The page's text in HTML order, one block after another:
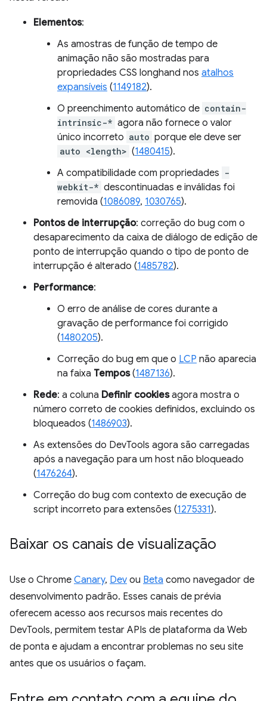
Elementos:
As amostras de função de tempo de
animação não são mostradas para
propriedades CSS longhand nos atalhos
expansíveis (1149182).
O preenchimento automático de contain-
intrinsic-* agora não fornece o valor
único incorreto auto porque ele deve ser
auto <length> (1480415).
A compatibilidade com propriedades -
webkit-* descontinuadas e inválidas foi
removida (1086089, 1030765).
Pontos de interrupção: correção do bug com o
desaparecimento da caixa de diálogo de edição de
ponto de interrupção quando o tipo de ponto de
interrupção é alterado (1485782).
Performance:
O erro de análise de cores durante a
gravação de performance foi corrigido
(1480205).
Correção do bug em que o LCP não aparecia
na faixa Tempos(1487136).
Rede: a coluna Definir cookiesagora mostra o
número correto de cookies definidos, excluindo os
bloqueados (1486903).
As extensões do DevTools agora são carregadas
após a navegação para um host não bloqueado
(1476264).
Correção do bug com contexto de execução de
script incorreto para extensões (1275331).
Baixar os canais de visualização
Use o Chrome Canary, Dev ou Beta como navegador de
desenvolvimento padrão. Esses canais de prévia
oferecem acesso aos recursos mais recentes do
DevTools, permitem testar APIs de plataforma da Web
de ponta e ajudam a encontrar problemas no seu site
antes que os usuários o façam.